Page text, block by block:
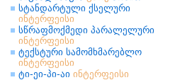
სტანდარტული ქსელური
ინტერფეისი
სწრაფმოქმედი პარალელური
ინტერფეისი
ტექსტური სამომხმარებლო
ინტერფეისი
ტი-ეი-პი-აი ინტერფეისი